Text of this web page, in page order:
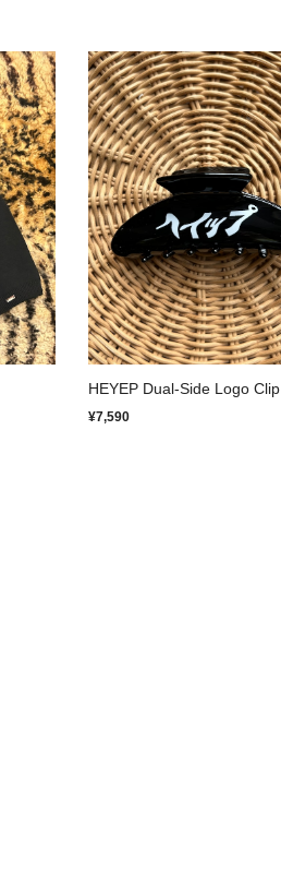
HEYEP Dual-Side Logo Clip
¥7,590